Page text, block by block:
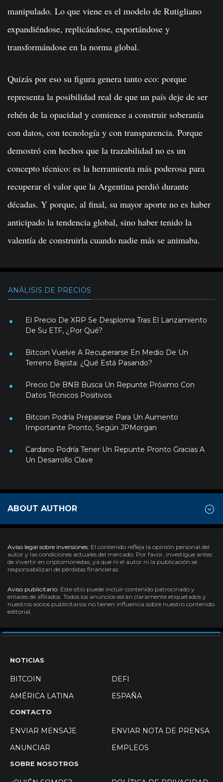
manipulado. Lo que viene es el modelo de Rutigliano
expandiéndose, replicándose, exportándose y
transformándose en la norma global.
Quizás por eso su figura genera tanto eco: porque
representa la posibilidad real de que un país deje de ser
rehén de la opacidad y comience a construir soberanía
con datos, con tecnología y con transparencia. Porque
demostró con hechos que la trazabilidad no es un
concepto técnico: es la herramienta más poderosa para
recuperar el valor que la Argentina perdió durante
décadas. Y porque, al final, su mayor aporte no es haber
anticipado la tendencia global, sino haber tenido la
valentía de construirla cuando nadie más se animaba.
ANÁLISIS DE PRECIOS
El Precio De XRP Se Desploma Tras El Lanzamiento
De Su ETF, ¿Por Qué?
Bitcoin Vuelve A Recuperarse En Medio De Un
Terreno Bajista: ¿Qué Está Pasando?
Precio De BNB Busca Un Repunte Próximo Con
Datos Técnicos Positivos
Bitcoin Podría Prepararse Para Un Aumento
Importante Pronto, Según JPMorgan
Cardano Podría Tener Un Repunte Pronto Gracias A
Un Desarrollo Clave
ABOUT AUTHOR
Aviso legal sobre inversiones: El contenido refleja la opinión personal del
autor y las condiciones actuales del mercado. Por favor, investigue antes
de invertir en criptomonedas, ya que ni el autor ni la publicación se
responsabilizan de pérdidas financieras.
Aviso publicitario: Este sitio puede incluir contenido patrocinado y
enlaces de afiliados. Todos los anuncios están claramente etiquetados y
nuestros socios publicitarios no tienen influencia sobre nuestro contenido
editorial.
NOTICIAS
BITCOIN
DEFI
AMÉRICA LATINA
ESPAÑA
CONTACTO
ENVIAR MENSAJE
ENVIAR NOTA DE PRENSA
ANUNCIAR
EMPLEOS
SOBRE NOSOTROS